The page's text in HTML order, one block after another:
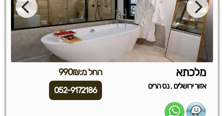
מלכתא החל מ:990₪
אזור ירושלים ,נס הרים 052-9172186